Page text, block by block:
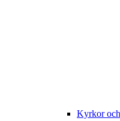
Kyrkor